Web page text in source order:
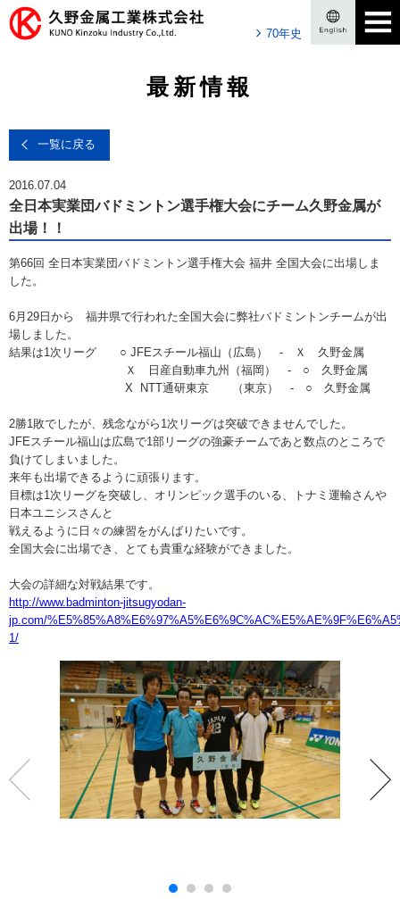
70年史
最新情報
一覧に戻る
2016.07.04
全日本実業団バドミントン選手権大会にチーム久野金属が
出場！！
第66回 全日本実業団バドミントン選手権大会 福井 全国大会に出場しま
した。
6月29日から 福井県で行われた全国大会に弊社バドミントンチームが出
場しました。
結果は1次リーグ ○ JFEスチール福山（広島） - Ｘ 久野金属
Ｘ 日産自動車九州（福岡） - ○ 久野金属
X NTT通研東京 （東京） - ○ 久野金属
2勝1敗でしたが、残念ながら1次リーグは突破できませんでした。
JFEスチール福山は広島で1部リーグの強豪チームであと数点のところで
負けてしまいました。
来年も出場できるように頑張ります。
目標は1次リーグを突破し、オリンピック選手のいる、トナミ運輸さんや
日本ユニシスさんと
戦えるように日々の練習をがんばりたいです。
全国大会に出場でき、とても貴重な経験ができました。
大会の詳細な対戦結果です。
http://www.badminton-jitsugyodan-
jp.com/
1/